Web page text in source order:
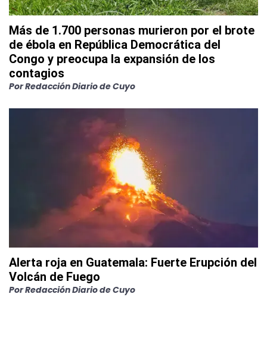
Más de 1.700 personas murieron por el brote
de ébola en República Democrática del
Congo y preocupa la expansión de los
contagios
PorRedacción Diario de Cuyo
Alerta roja en Guatemala: Fuerte Erupción del
Volcán de Fuego
PorRedacción Diario de Cuyo